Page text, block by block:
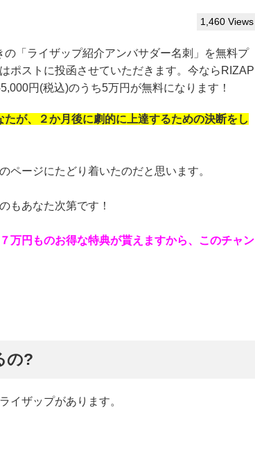
1,460 Views
「ライザップ紹介アンバサダー名刺」を無料プ
ポストに投函させていただきます。今ならRIZAP
円(税込)のうち5万円が無料になります！
が、２か月後に劇的に上達するための決断をし
ページにたどり着いたのだと思います。
もあなた次第です！
万円ものお得な特典が貰えますから、このチャン
の?
イザップがあります。